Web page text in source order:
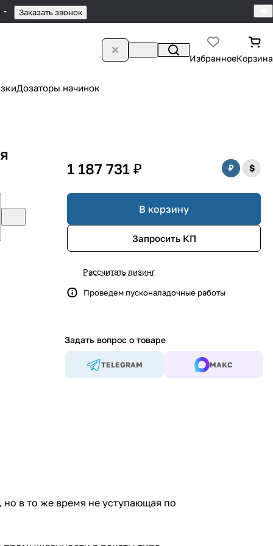
Заказать звонок
ИзбранноеКорзина
Дозаторы начинок
1 187 731 ₽
В корзину
Запросить КП
Рассчитать лизинг
Проведем пусконаладочные работы
Задать вопрос о товаре
TELEGRAM МАКС
в то же время не уступающая по